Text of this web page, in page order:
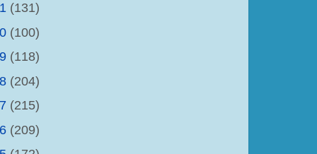
(131)
(100)
(118)
(204)
(215)
(209)